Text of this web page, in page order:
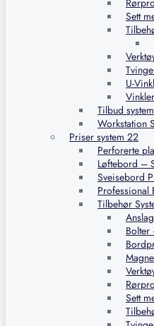
Sett
U-
Tilbud
Workstation
Priser system 22
Perforerte
Løftebord –
Sveisebord
Professional
Tilbehør
Sett